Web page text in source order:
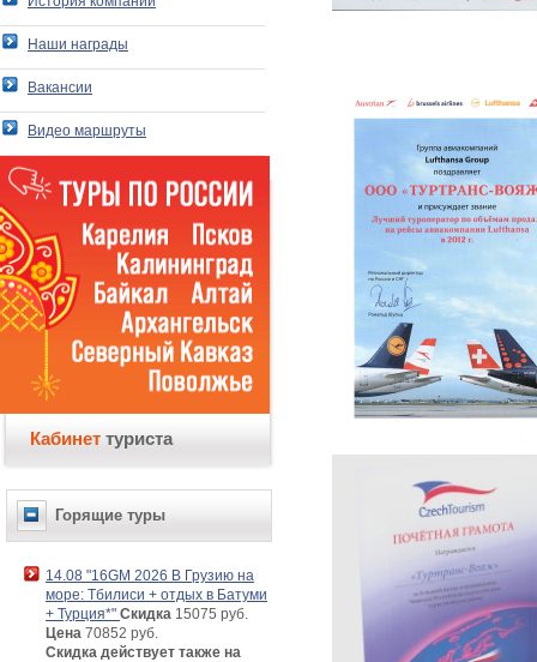
Наши награды
Вакансии
Видео маршруты
Кабинет туриста
Горящие туры
14.08 "16GM 2026 В Грузию на
море: Тбилиси + отдых в Батуми
+ Турция*" Скидка 15075 руб.
Цена 70852 руб.
Скидка действует также на